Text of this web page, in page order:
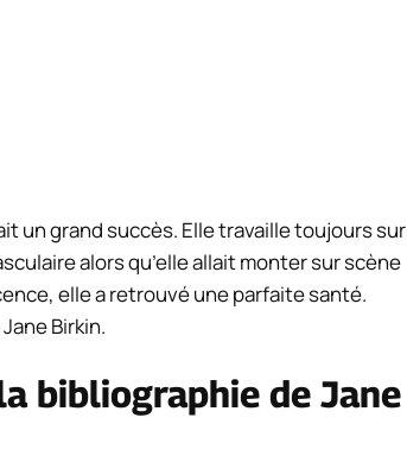
un grand succès. Elle travaille toujours sur
alors qu’elle allait monter sur scène
elle a retrouvé une parfaite santé.
Birkin.
bibliographie de Jane